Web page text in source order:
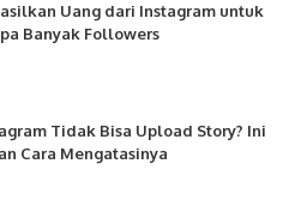
Uang dari Instagram untuk
Banyak Followers
Tidak Bisa Upload Story? Ini
Cara Mengatasinya